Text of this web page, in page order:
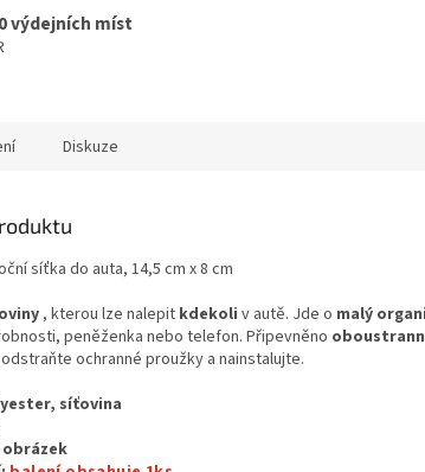
výdejních míst
Diskuze
síťka do auta, 14,5 cm x 8 cm
, kterou lze nalepit kdekoli v autě. Jde o malý
peněženka nebo telefon. Připevněno
ochranné proužky a nainstalujte.
síťovina